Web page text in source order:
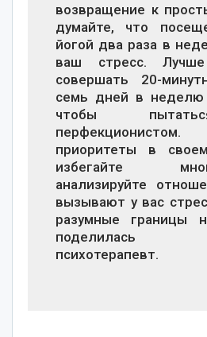
возвращение к
думайте, что
йогой два раза в
ваш стресс. Лучше
совершать 20-
семь дней в неделю
чтобы
перфекционистом.
приоритеты в
избегайте
анализируйте
вызывают у вас
разумные границы
поделилась
психотерапевт.